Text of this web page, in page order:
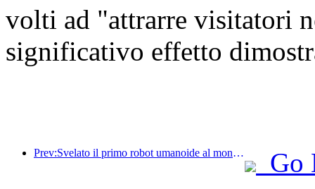
volti ad "attrarre visitatori
significativo effetto
Prev:Svelato il primo robot umanoide al mondo specializzato nei servizi di ristorazione multi-scenario.
Go